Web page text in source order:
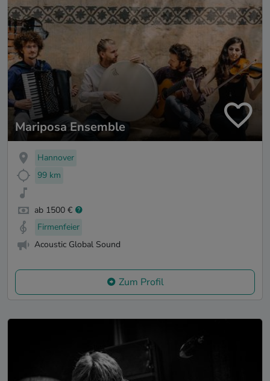
Mariposa Ensemble
Hannover
99 km
ab 1500 €
Firmenfeier
Acoustic Global Sound
Zum Profil